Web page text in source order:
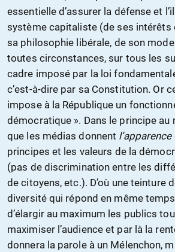
essentielle d’assurer la défense et
système capitaliste (de ses intérêts
sa philosophie libérale, de son
toutes circonstances, sur tous les
cadre imposé par la loi
c’est-à-dire par sa Constitution. Or
impose à la République un
démocratique ». Dans le principe
que les médias donnent l’apparence
principes et les valeurs de la
(pas de discrimination entre les
de citoyens, etc.). D’où une teinture
diversité qui répond en même
d’élargir au maximum les publics
maximiser l’audience et par là la
donnera la parole à un Mélenchon,